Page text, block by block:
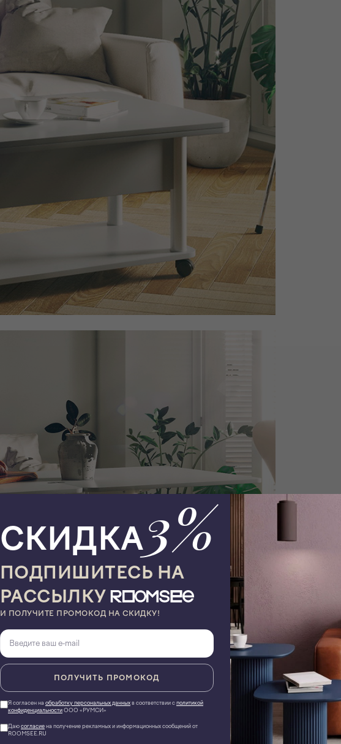
СКИДКА3%
ПОДПИШИТЕСЬ НА
РАССЫЛКУ
И ПОЛУЧИТЕ ПРОМОКОД НА СКИДКУ!
ПОЛУЧИТЬ ПРОМОКОД
Я согласен на обработку персональных данныхв соответствии сполитикой
конфиденциальностиООО «РУМСИ»
Даюсогласиена получение рекламных и информационных сообщений от
ROOMSEE.RU